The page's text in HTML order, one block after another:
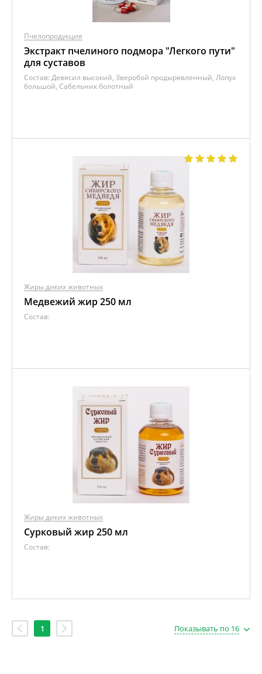
Пчелопродукция
Экстракт пчелиного подмора "Легкого пути"
для суставов
Состав: Девясил высокий, Зверобой продырявленный, Лопух
большой, Сабельник болотный
Жиры диких животных
Медвежий жир 250 мл
Состав:
Жиры диких животных
Сурковый жир 250 мл
Состав:
1 Показывать по 16